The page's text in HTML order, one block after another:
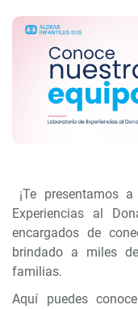
¡Te presentamos
Experiencias al
encargados de
brindado a miles
familias.
Aquí puedes